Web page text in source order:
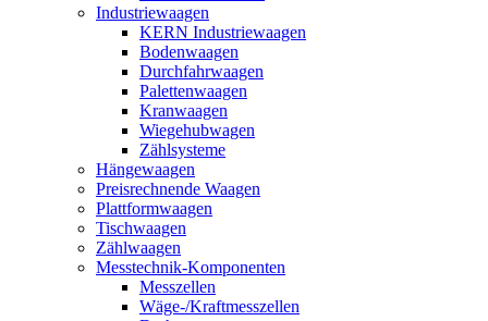
Industriewaagen
KERN Industriewaagen
Bodenwaagen
Durchfahrwaagen
Palettenwaagen
Kranwaagen
Wiegehubwagen
Zählsysteme
Hängewaagen
Preisrechnende Waagen
Plattformwaagen
Tischwaagen
Zählwaagen
Messtechnik-Komponenten
Messzellen
Wäge-/Kraftmesszellen